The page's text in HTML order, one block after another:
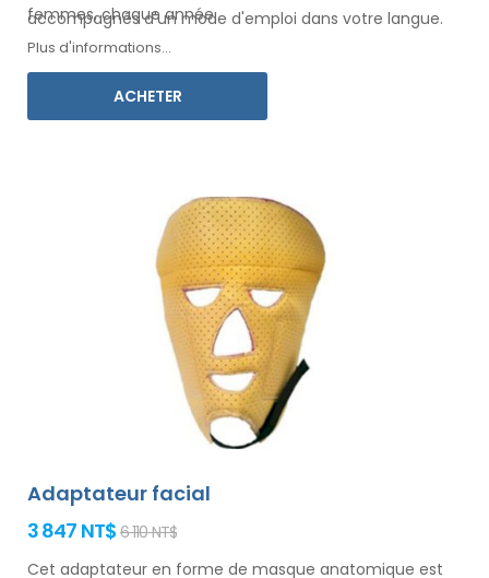
femmes, chaque année.
accompagnés d'un mode d'emploi dans votre langue.
Plus d'informations...
ACHETER
Adaptateur facial
3 847 NT$ 6 110 NT$
Cet adaptateur en forme de masque anatomique est